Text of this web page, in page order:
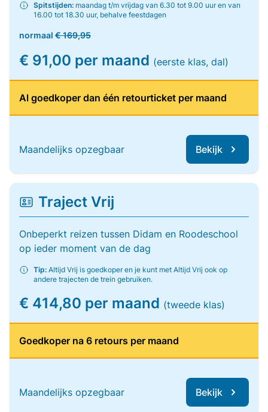
Spitstijden: maandag t/m vrijdag van 6.30 tot 9.00 uur en van
16.00 tot 18.30 uur, behalve feestdagen
normaal € 169,95
€ 91,00 per maand (eerste klas, dal)
Al goedkoper dan één retourticket per maand
Maandelijks opzegbaar Bekijk
Traject Vrij
Onbeperkt reizen tussen Didam en Roodeschool
op ieder moment van de dag
Tip: Altijd Vrij is goedkoper en je kunt met Altijd Vrij ook op
andere trajecten de trein gebruiken.
€ 414,80 per maand (tweede klas)
Goedkoper na 6 retours per maand
Maandelijks opzegbaar Bekijk